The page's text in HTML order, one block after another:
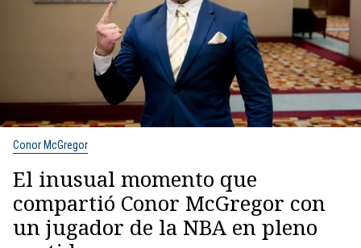
Conor McGregor
El inusual momento que
compartió Conor McGregor con
un jugador de la NBA en pleno